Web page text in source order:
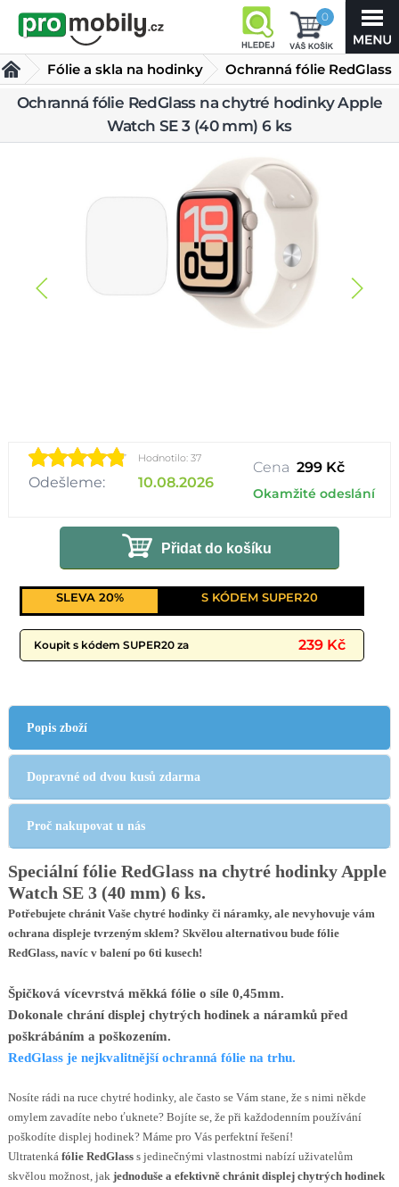
0
Fólie a skla na hodinky
Fólie a skla na Apple Watch
Ochranná fólie RedGlass
na chytré hodinky Apple
Watch SE 3 (40 mm) 6 ks
Ochranná fólie RedGlass na chytré hodinky Apple
Watch SE 3 (40 mm) 6 ks
Hodnotilo: 37
Odešleme: 10.08.2026
Cena 299 Kč
Okamžité odeslání
Přidat do košíku
SLEVA 20% S KÓDEM SUPER20
239 Kč
Koupit s kódem SUPER20 za
Popis zboží
Dopravné od dvou kusů zdarma
Proč nakupovat u nás
Speciální fólie RedGlass na chytré hodinky Apple
Watch SE 3 (40 mm) 6 ks.
Potřebujete chránit Vaše chytré hodinky či náramky, ale nevyhovuje vám
ochrana displeje tvrzeným sklem? Skvělou alternativou bude fólie
RedGlass, navíc v balení po 6ti kusech!
Špičková vícevrstvá měkká fólie o síle 0,45mm.
Dokonale chrání displej chytrých hodinek a náramků před
poškrábáním a poškozením.
RedGlass je nejkvalitnější ochranná fólie na trhu.
Nosíte rádi na ruce chytré hodinky, ale často se Vám stane, že s nimi někde
omylem zavadíte nebo ťuknete? Bojíte se, že při každodenním používání
poškodíte displej hodinek? Máme pro Vás perfektní řešení!
Ultratenká fólie RedGlasss jedinečnými vlastnostmi nabízí uživatelům
skvělou možnost, jak jednoduše a efektivně chránit displej chytrých hodinek